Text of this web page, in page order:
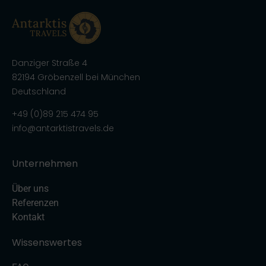
Danziger Straße 4
82194 Gröbenzell bei München
Deutschland
+49 (0)89 215 474 95
info@antarktistravels.de
Unternehmen
Über uns
Referenzen
Kontakt
Wissenswertes